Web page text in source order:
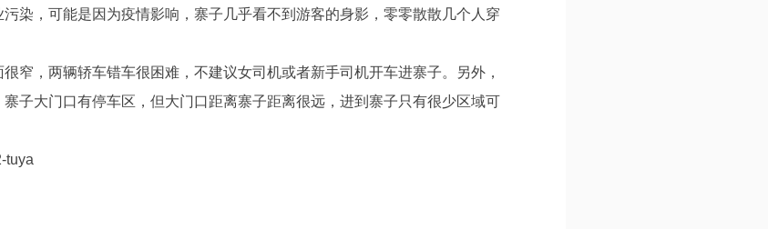
染，可能是因为疫情影响，寨子几乎看不到游客的身影，零零散散几个人穿
窄，两辆轿车错车很困难，不建议女司机或者新手司机开车进寨子。另外，
子大门口有停车区，但大门口距离寨子距离很远，进到寨子只有很少区域可